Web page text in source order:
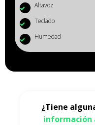
Altavoz
Teclado
Humedad
¿Tiene
información